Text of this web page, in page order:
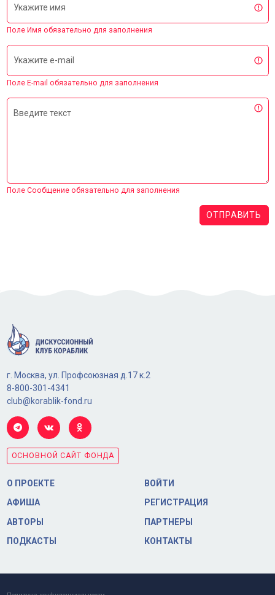
Укажите имя
Поле Имя обязательно для заполнения
Укажите e-mail
Поле E-mail обязательно для заполнения
Введите текст
Поле Сообщение обязательно для заполнения
ОТПРАВИТЬ
г. Москва, ул. Профсоюзная д.17 к.2
8-800-301-4341
club@korablik-fond.ru
ОСНОВНОЙ САЙТ ФОНДА
О ПРОЕКТЕ
АФИША
АВТОРЫ
ПОДКАСТЫ
ВОЙТИ
РЕГИСТРАЦИЯ
ПАРТНЕРЫ
КОНТАКТЫ